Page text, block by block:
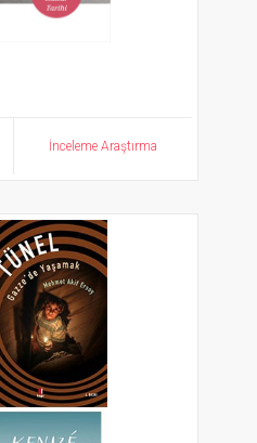
İnceleme Araştırma